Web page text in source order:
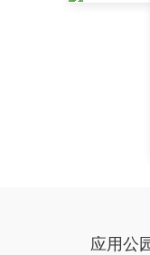
应用公